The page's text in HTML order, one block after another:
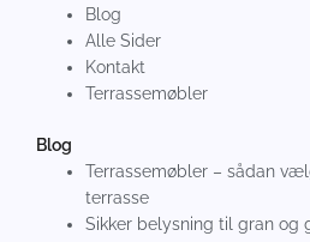
Blog
Alle Sider
Kontakt
Terrassemøbler
Blog
Terrassemøbler – sådan
terrasse
Sikker belysning til gran og